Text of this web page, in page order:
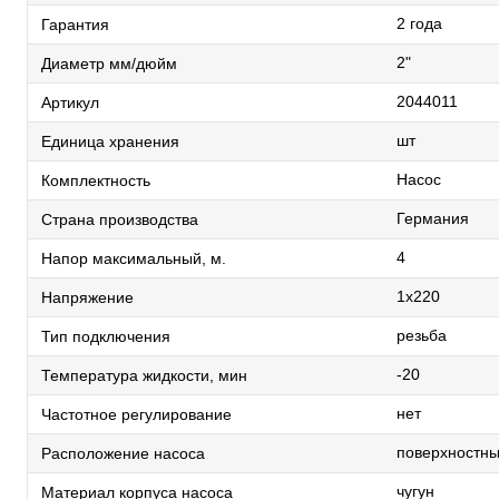
Гарантия 2 года
Диаметр мм/дюйм 2"
Артикул 2044011
Единица хранения шт
Комплектность Насос
Страна производства Германия
Напор максимальный, м. 4
Напряжение 1х220
Тип подключения резьба
Температура жидкости, мин -20
Частотное регулирование нет
Расположение насоса
Материал корпуса насоса чугун